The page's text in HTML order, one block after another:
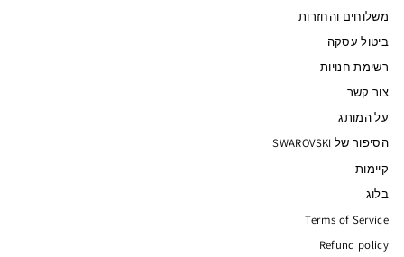
משלוחים והחזרות
ביטול עסקה
רשימת חנויות
צור קשר
על המותג
הסיפור של SWAROVSKI
קיימות
בלוג
Terms of Service
Refund policy